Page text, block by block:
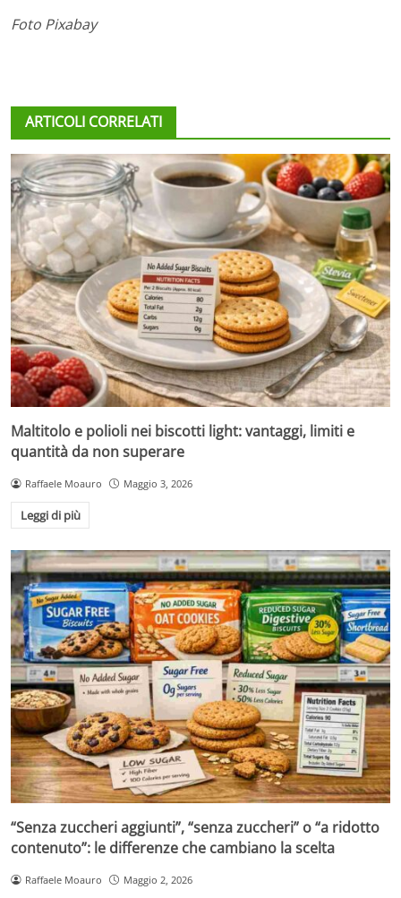
Foto Pixabay
ARTICOLI CORRELATI
Maltitolo e polioli nei biscotti light: vantaggi, limiti e
quantità da non superare
Raffaele Moauro Maggio 3, 2026
Leggi di più
“Senza zuccheri aggiunti”, “senza zuccheri” o “a ridotto
contenuto”: le differenze che cambiano la scelta
Raffaele Moauro Maggio 2, 2026